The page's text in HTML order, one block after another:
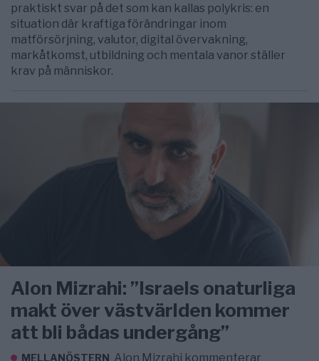
praktiskt svar på det som kan kallas polykris: en
situation där kraftiga förändringar inom
matförsörjning, valutor, digital övervakning,
markåtkomst, utbildning och mentala vanor ställer
krav på människor.
Alon Mizrahi: ”Israels onaturliga
makt över västvärlden kommer
att bli bådas undergång”
MELLANÖSTERN Alon Mizrahi kommenterar